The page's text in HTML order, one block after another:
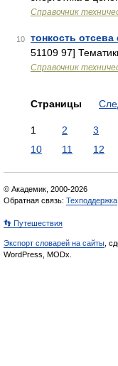
Справочник
10 тонкость
51109 97]
Справочник
Страницы
1 2 3
10
11 12
© Академик, 2000-2026
Обратная связь: Техподдержка
👣 Путешествия
Экспорт словарей на сайты ,
WordPress, MODx.